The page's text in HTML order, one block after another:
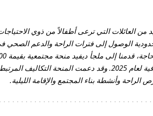
من العائلات التي ترعى أطفالاً من ذوي
الوصول إلى فترات الراحة والدعم الصحي
ومعتكف العافية لعام 2025. وقد دعمت المنحة
الراحة وأنشطة بناء المجتمع والإقامة الليلية.